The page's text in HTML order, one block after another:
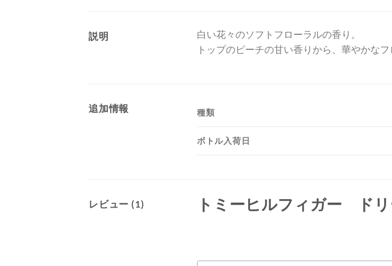
説明
白い花々のソフトフローラルの香り。
トップのピーチの甘い香りから、華やかな
追加情報 種類
ボトル入荷日
レビュー (1) トミーヒルフィガー ド